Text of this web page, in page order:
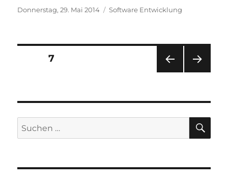
Veröffentlicht
Donnerstag, 29. Mai 2014 Kategorien
Software Entwicklung
Seitennummerierung
Beiträge
SEIT
E
SEITE7
E
Suchen
nach: